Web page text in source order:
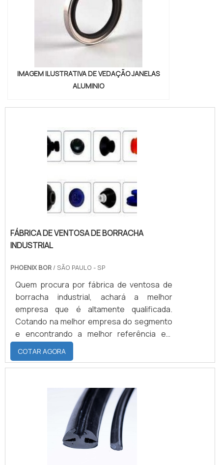
IMAGEM ILUSTRATIVA DE VEDAÇÃO JANELAS
ALUMINIO
FÁBRICA DE VENTOSA DE BORRACHA
INDUSTRIAL
PHOENIX BOR / SÃO PAULO - SP
Quem procura por fábrica de ventosa de
borracha industrial, achará a melhor
empresa que é altamente qualificada.
Cotando na melhor empresa do segmento
e encontrando a melhor referência em
qualidade.Quando a procura é por fábrica
de ventosa de borracha industrial, com os
profissionais especializados da Phoenix
benefício com produtos com qualidade e
responsabilidade para os mais diversos
setores industriais.sOBRE FÁBRICA DE
VENTOSA DE BORRACHA INDUSTRIALHá
muitas maneiras eficientes de demonstrar
COTAR AGORA